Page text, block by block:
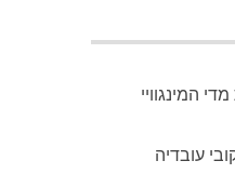
המינגוויי
עובדיה